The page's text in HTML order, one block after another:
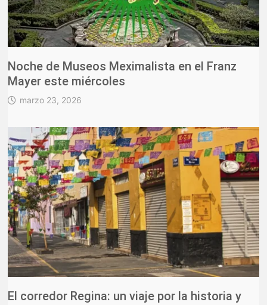
Noche de Museos Meximalista en el Franz
Mayer este miércoles
marzo 23, 2026
El corredor Regina: un viaje por la historia y